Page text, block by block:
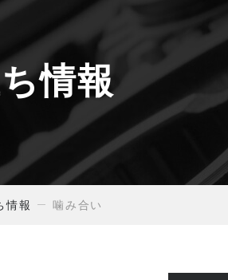
情報
情報 噛み合い